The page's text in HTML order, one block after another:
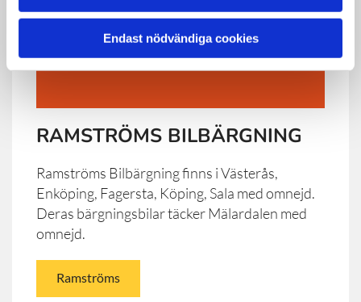
Endast nödvändiga cookies
RAMSTRÖMS BILBÄRGNING
Ramströms Bilbärgning finns i Västerås,
Enköping, Fagersta, Köping, Sala med omnejd.
Deras bärgningsbilar täcker Mälardalen med
omnejd.
Ramströms